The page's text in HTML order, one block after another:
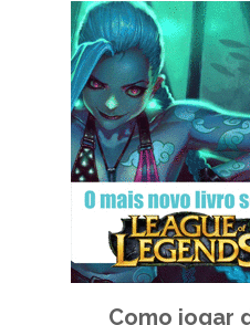
Como jogar